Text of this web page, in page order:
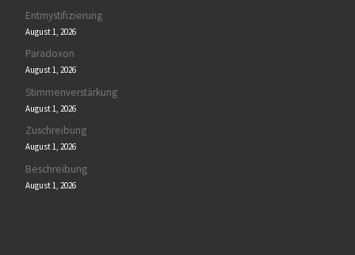
Entmystifizierung
August 1, 2026
Paradoxon
August 1, 2026
Stimmenverstärkung
August 1, 2026
Zuschreibung
August 1, 2026
Beschreibung
August 1, 2026